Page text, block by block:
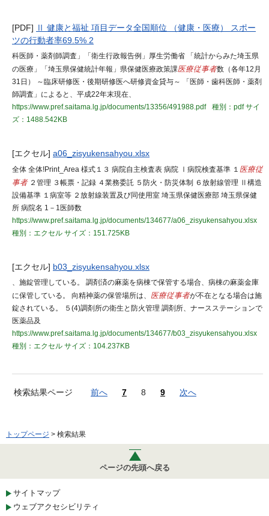
[PDF] Ⅱ 健康と福祉 項目データ全国順位 （健康・医療） スポー
ツの行動者率69.5% 2
科医師・薬剤師調査」「衛生行政報告例」厚生労働省 「統計からみた埼玉県
の医療」「埼玉県保健統計年報」県保健医療政策課医療従事者数（各年12月
31日） ～臨床研修医・後期研修医へ研修資金貸与～ 「医師・歯科医師・薬剤
師調査」によると、平成22年末現在、
https://www.pref.saitama.lg.jp/documents/13356/491988.pdf
種別：pdfサイ
ズ：1488.542KB
[エクセル] a06_zisyukensahyou.xlsx
全体 全体!Print_Area 様式１３ 病院自主検査表 病院 Ⅰ病院検査基準 １ 医療従
事者２管理 ３帳票・記録 ４業務委託 ５防火・防災体制 ６放射線管理 Ⅱ構造
設備基準 １病室等 ２放射線装置及び同使用室 埼玉県保健医療部 埼玉県保健
所 病院名 1－1医師数
https://www.pref.saitama.lg.jp/documents/134677/a06_zisyukensahyou.xlsx
種別：エクセル サイズ：151.725KB
[エクセル] b03_zisyukensahyou.xlsx
、施錠管理している。 調剤済の麻薬を病棟で保管する場合、病棟の麻薬金庫
に保管している。 向精神薬の保管場所は、 医療従事者が不在となる場合は施
錠されている。 ５(4)調剤所の衛生と防火管理 調剤所、ナースステーションで
医薬品及
https://www.pref.saitama.lg.jp/documents/134677/b03_zisyukensahyou.xlsx
種別：エクセル サイズ：104.237KB
検索結果ページ 前へ 7 8 9 次へ
トップページ > 検索結果
ページの先頭へ戻る
サイトマップ
ウェブアクセシビリティ